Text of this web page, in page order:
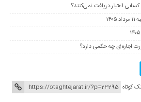
اجاره‌ای چه حکمی دارد؟
کوتاه